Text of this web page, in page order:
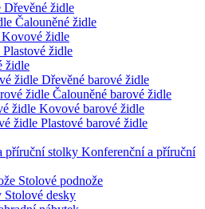
Dřevěné židle
Čalouněné židle
Kovové židle
Plastové židle
židle
Dřevěné barové židle
Čalouněné barové židle
Kovové barové židle
Plastové barové židle
Konferenční a příruční
Stolové podnože
Stolové desky